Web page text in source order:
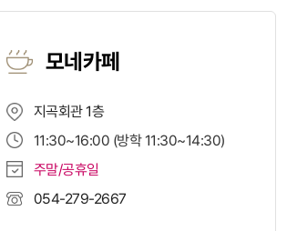
모네카페
지곡회관 1층
11:30~16:00 (방학 11:30~14:30)
주말/공휴일
054-279-2667